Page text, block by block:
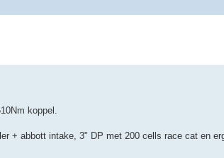
koppel.
+ abbott intake, 3" DP met 200 cells race cat en